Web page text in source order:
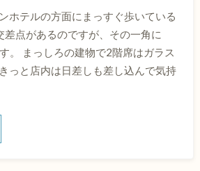
ホテルの方面にまっすぐ歩いている
差点があるのですが、その一角に
。 まっしろの建物で2階席はガラス
っと店内は日差しも差し込んで気持